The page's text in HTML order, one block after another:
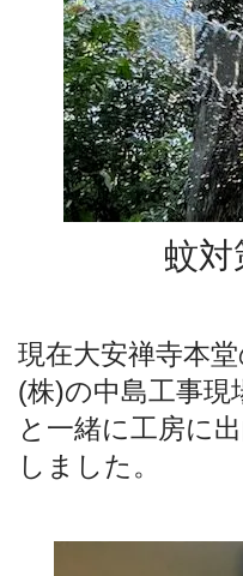
蚊
現在大安禅寺本
(株)の中島工事現
と一緒に工房に
しました。